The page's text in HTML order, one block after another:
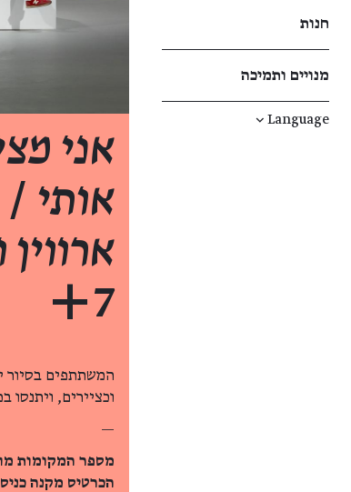
חנות
מנויים ותמיכה
Language
↓
אני
אותי /
7+
המשתתפים בסיור
וכציירים, ויתנסו
—
מספר המקומות
הכרטיס מקנה